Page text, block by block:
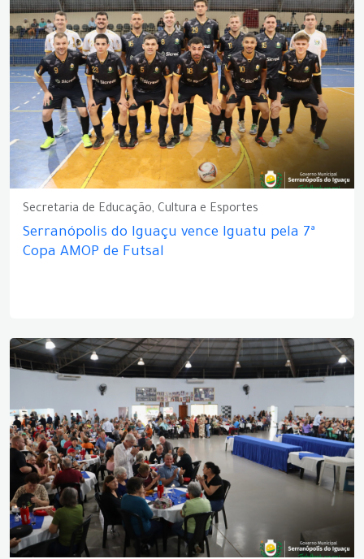
Secretaria de Educação, Cultura e Esportes
Serranópolis do Iguaçu vence Iguatu pela 7ª
Copa AMOP de Futsal